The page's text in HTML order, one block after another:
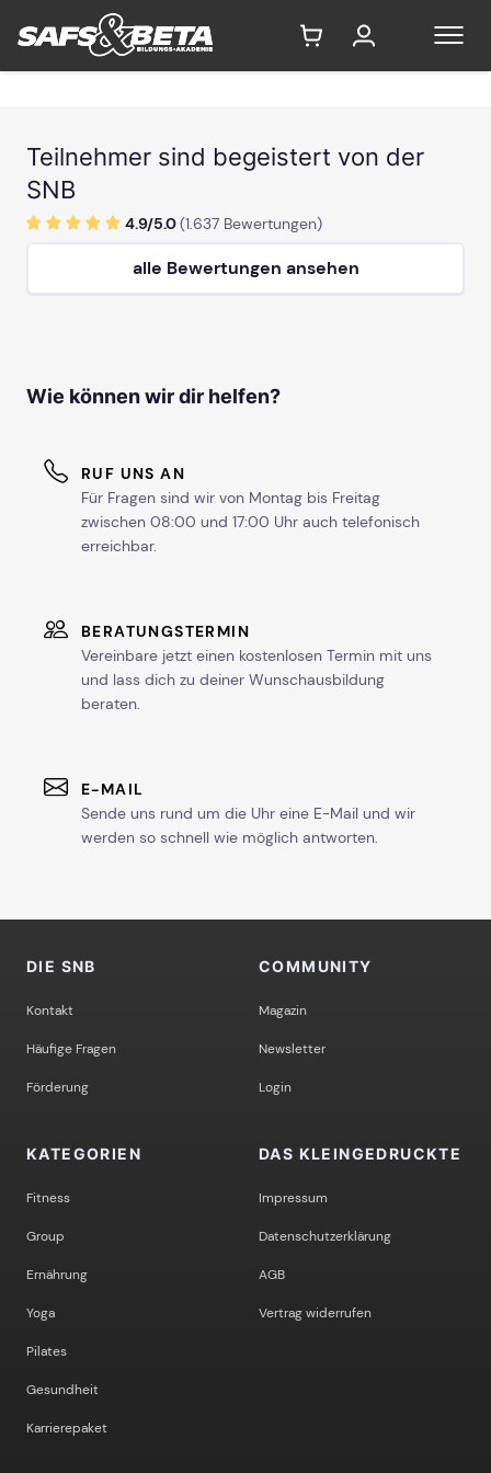
Teilnehmer sind begeistert von der
SNB
4.9/5.0(1.637 Bewertungen)
alle Bewertungen ansehen
Wie können wir dir helfen?
RUF UNS AN
Für Fragen sind wir von Montag bis Freitag
zwischen 08:00 und 17:00 Uhr auch telefonisch
erreichbar.
BERATUNGSTERMIN
Vereinbare jetzt einen kostenlosen Termin mit uns
und lass dich zu deiner Wunschausbildung
beraten.
E-MAIL
Sende uns rund um die Uhr eine E-Mail und wir
werden so schnell wie möglich antworten.
DIE SNB
Kontakt
Häufige Fragen
Förderung
COMMUNITY
Magazin
Newsletter
Login
KATEGORIEN
Fitness
Group
Ernährung
Yoga
Pilates
Gesundheit
Karrierepaket
DAS KLEINGEDRUCKTE
Impressum
Datenschutzerklärung
AGB
Vertrag widerrufen